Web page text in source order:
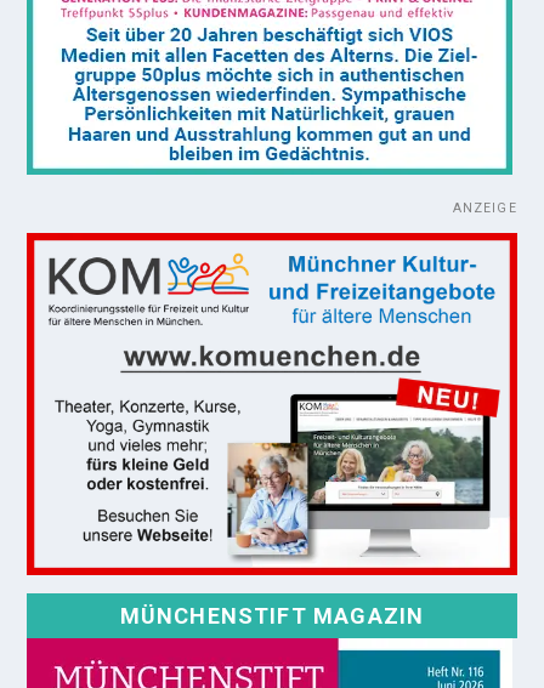
ANZEIGE
MÜNCHENSTIFT MAGAZIN